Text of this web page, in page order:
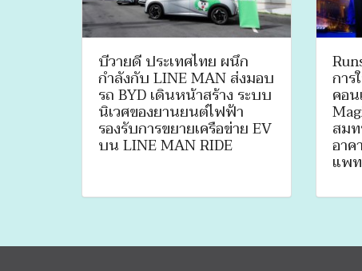
บีวายดี ประเทศไทย ผนึก
กำลังกับ LINE MAN ส่งมอบ
รถ BYD เดินหน้าสร้าง ระบบ
นิเวศของยานยนต์ไฟฟ้า
รองรับการขยายเครือข่าย EV
บน LINE MAN RIDE
การ
คอ
สม
อา
แพ